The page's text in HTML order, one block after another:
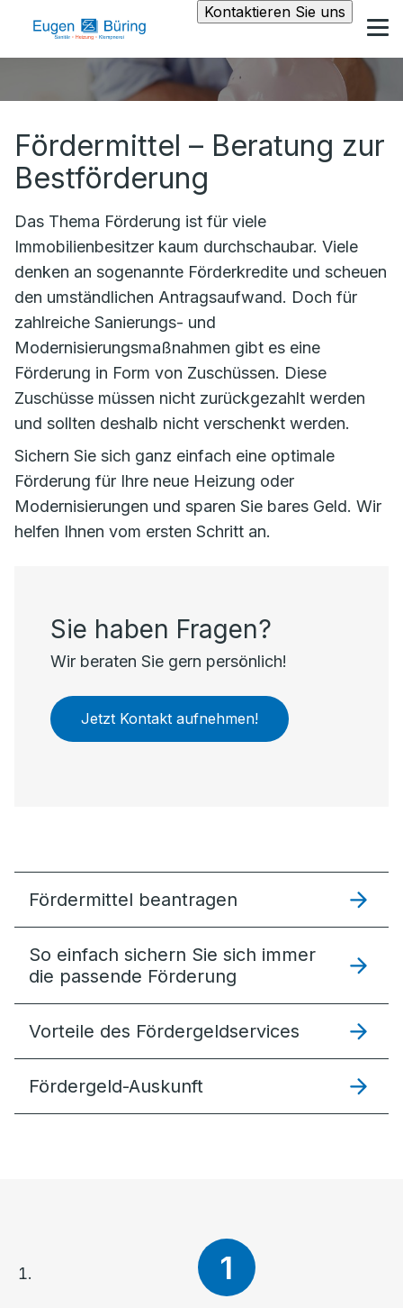
Kontaktieren Sie uns
Fördermittel – Beratung zur
Bestförderung
Das Thema Förderung ist für viele
Immobilienbesitzer kaum durchschaubar. Viele
denken an sogenannte Förderkredite und scheuen
den umständlichen Antragsaufwand. Doch für
zahlreiche Sanierungs- und
Modernisierungsmaßnahmen gibt es eine
Förderung in Form von Zuschüssen. Diese
Zuschüsse müssen nicht zurückgezahlt werden
und sollten deshalb nicht verschenkt werden.
Sichern Sie sich ganz einfach eine optimale
Förderung für Ihre neue Heizung oder
Modernisierungen und sparen Sie bares Geld. Wir
helfen Ihnen vom ersten Schritt an.
Sie haben Fragen?
Wir beraten Sie gern persönlich!
Jetzt Kontakt aufnehmen!
Fördermittel beantragen
So einfach sichern Sie sich immer
die passende Förderung
Vorteile des Fördergeldservices
Fördergeld-Auskunft